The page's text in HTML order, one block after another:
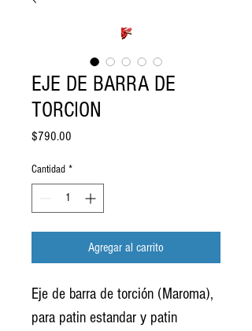
EJE DE BARRA DE
TORCION
$790.00
Cantidad *
Agregar al carrito
Eje de barra de torción (Maroma),
para patin estandar y patin